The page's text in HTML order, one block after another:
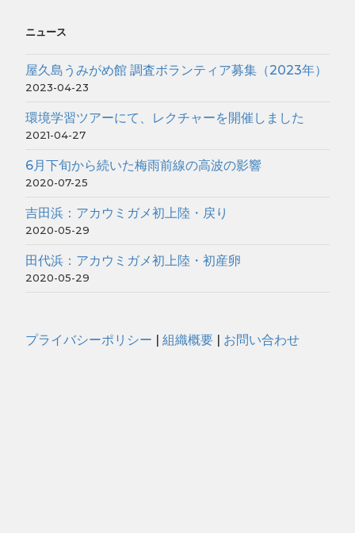
ニュース
屋久島うみがめ館 調査ボランティア募集（2023年）
2023-04-23
環境学習ツアーにて、レクチャーを開催しました
2021-04-27
6月下旬から続いた梅雨前線の高波の影響
2020-07-25
吉田浜：アカウミガメ初上陸・戻り
2020-05-29
田代浜：アカウミガメ初上陸・初産卵
2020-05-29
プライバシーポリシー | 組織概要 | お問い合わせ